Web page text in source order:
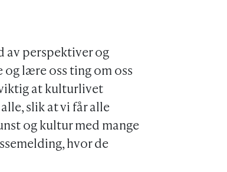
av perspektiver og
og lære oss ting om oss
at kulturlivet
slik at vi får alle
og kultur med mange
hvor de